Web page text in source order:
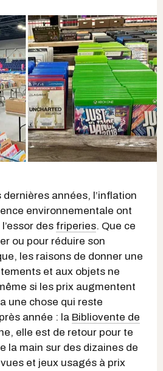
dernières années, l’inflation
environnementale ont
des friperies. Que ce
ou pour réduire son
les raisons de donner une
et aux objets ne
si les prix augmentent
une chose qui reste
année : la Bibliovente de
elle est de retour pour te
la main sur des dizaines de
et jeux usagés à prix